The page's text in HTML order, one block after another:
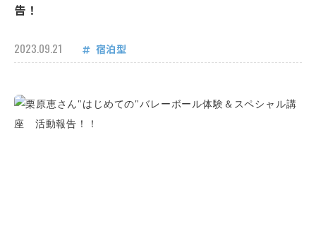
告！
2023.09.21 宿泊型